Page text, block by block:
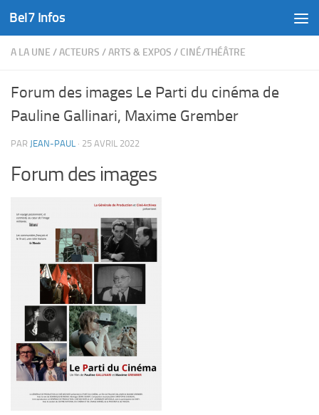
Skip to content
Bel7 Infos
A LA UNE /ACTEURS /ARTS & EXPOS / CINÉ/THÉÂTRE
Forum des images Le Parti du cinéma de
Pauline Gallinari, Maxime Grember
PAR JEAN-PAUL · 25 AVRIL 2022
Forum des images